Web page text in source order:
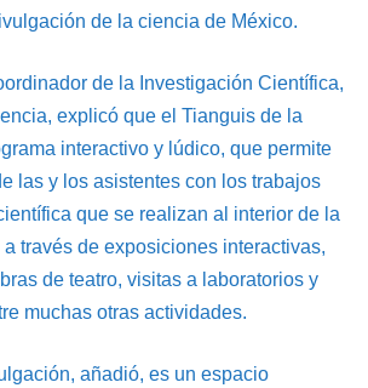
de la ciencia de México.
de la Investigación Científica,
explicó que el Tianguis de la
interactivo y lúdico, que permite
las y los asistentes con los trabajos
que se realizan al interior de la
través de exposiciones interactivas,
de teatro, visitas a laboratorios y
muchas otras actividades.
añadió, es un espacio